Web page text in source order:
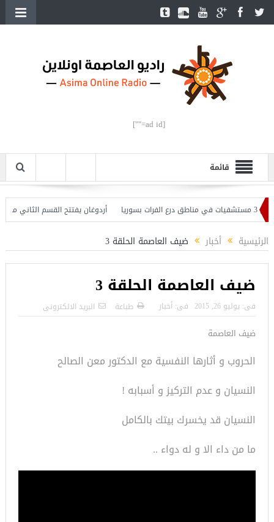
[ad id=""]
قائمة
أردوغان يفتتح القسم الثاني من خط
الرئيسية أخبار ضيف العاصمة الحلقة 3
ضيف العاصمة الحلقة 3
فى: يوليو 26, 2015 فى: أخبار طباعة البريد الالكترونى
ضيف العاصمة
الحروب و أثارها النفسية مع الدكتور معن الصالح
النسيان و عدم التركيز و أسبابه !
النسيان قد يخسرك بيتك بالكامل
ما من داء الا و له دواء ..